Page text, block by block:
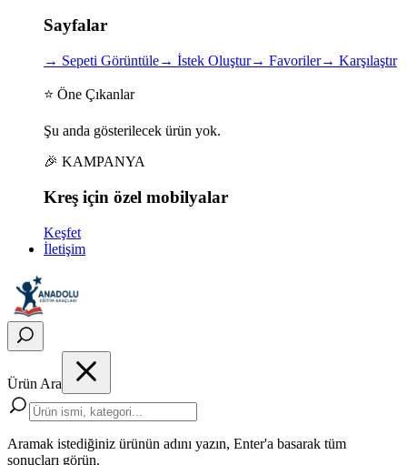
Sayfalar
→ Sepeti Görüntüle→ İstek Oluştur→ Favoriler→ Karşılaştır
⭐ Öne Çıkanlar
Şu anda gösterilecek ürün yok.
🎉 KAMPANYA
Kreş için özel mobilyalar
Keşfet
İletişim
Ürün Ara
Aramak istediğiniz ürünün adını yazın, Enter'a basarak tüm
sonuçları görün.